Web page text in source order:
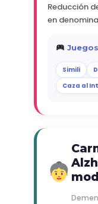
Reducción
en
Simili
Caza al